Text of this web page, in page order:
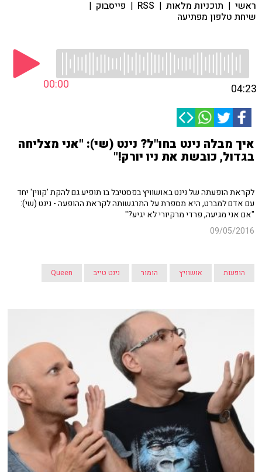
ראשי | תוכניות מלאות |
RSS
| פייסבוק |
שיחת טלפון מפתיעה
00:00 04:23
איך מבלה נינט בחו"ל? נינט (שי): "אני מצליחה
בגדול, כובשת את ניו יורק!"
לקראת הופעתה של נינט באושוויץ בפסטיבל בו תופיע גם להקת 'קווין' יחד
עם אדם למברט, היא מספרת על התרגשותה לקראת ההופעה - נינט (שי):
"אם אני מגיעה, פרדי מרקיורי לא יגיע?"
09/05/2016
הופעות אושוויץ הומור נינט טייב Queen